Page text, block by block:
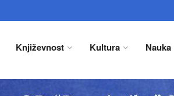
Književnost Kultura Nauka